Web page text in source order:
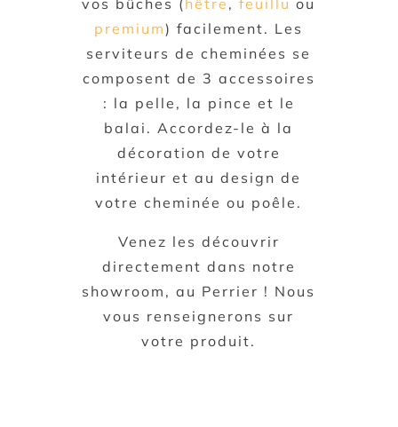
vos bûches (hêtre ,feuillu ou
premium) facilement. Les
serviteurs de cheminées se
composent de 3 accessoires
: la pelle, la pince et le
balai. Accordez-le à la
décoration de votre
intérieur et au design de
votre cheminée ou poêle.
Venez les découvrir
directement dans notre
showroom, au Perrier ! Nous
vous renseignerons sur
votre produit.